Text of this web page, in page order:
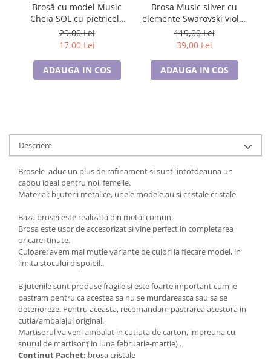
Broșă cu model Music
Cheia SOL cu pietricele
albe, SC23.084
29,00 Lei
17,00 Lei
ADAUGA IN COS
Brosa Music silver cu
elemente Swarovski violet
si placata cu aur 18K
garantie 6 luni
119,00 Lei
39,00 Lei
ADAUGA IN COS
Descriere
Brosele aduc un plus de rafinament si sunt intotdeauna un
cadou ideal pentru noi, femeile.
Material: bijuterii metalice, unele modele au si cristale cristale
Baza brosei este realizata din metal comun.
Brosa este usor de accesorizat si vine perfect in completarea
oricarei tinute.
Culoare: avem mai mutle variante de culori la fiecare model, in
limita stocului dispoibil..
Bijuteriile sunt produse fragile si este foarte important cum le
pastram pentru ca acestea sa nu se murdareasca sau sa se
deterioreze. Pentru aceasta, recomandam pastrarea acestora in
cutia/ambalajul original.
Martisorul va veni ambalat in cutiuta de carton, impreuna cu
snurul de martisor ( in luna februarie-martie) .
Continut Pachet: brosa cristale